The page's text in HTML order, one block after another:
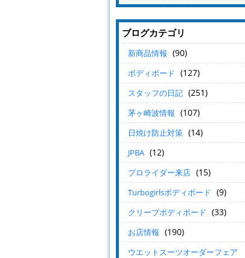
ブログカテゴリ
新商品情報 (90)
ボディボード (127)
スタッフの日記 (251)
茅ヶ崎波情報 (107)
日焼け防止対策 (14)
JPBA (12)
プロライダー来店 (15)
Turbogirlsボディボード (9)
クリーブボディボード (33)
お店情報 (190)
ウエットスーツオーダーフェア